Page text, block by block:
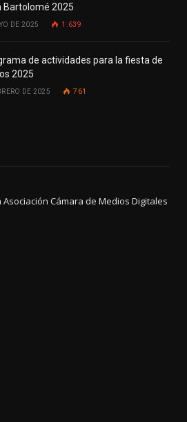
Bartolomé 2025
DE 2025 1.639
de actividades para la fiesta de
2025
DE 2025 761
Cámara de Medios Digitales